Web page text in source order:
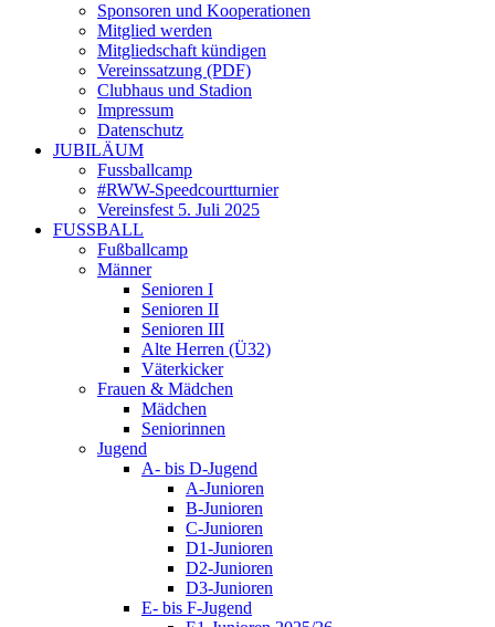
Sponsoren und Kooperationen
Mitglied werden
Mitgliedschaft kündigen
Vereinssatzung (PDF)
Clubhaus und Stadion
Impressum
Datenschutz
JUBILÄUM
Fussballcamp
#RWW-Speedcourtturnier
Vereinsfest 5. Juli 2025
FUSSBALL
Fußballcamp
Männer
Senioren I
Senioren II
Senioren III
Alte Herren (Ü32)
Väterkicker
Frauen & Mädchen
Mädchen
Seniorinnen
Jugend
A- bis D-Jugend
A-Junioren
B-Junioren
C-Junioren
D1-Junioren
D2-Junioren
D3-Junioren
E- bis F-Jugend